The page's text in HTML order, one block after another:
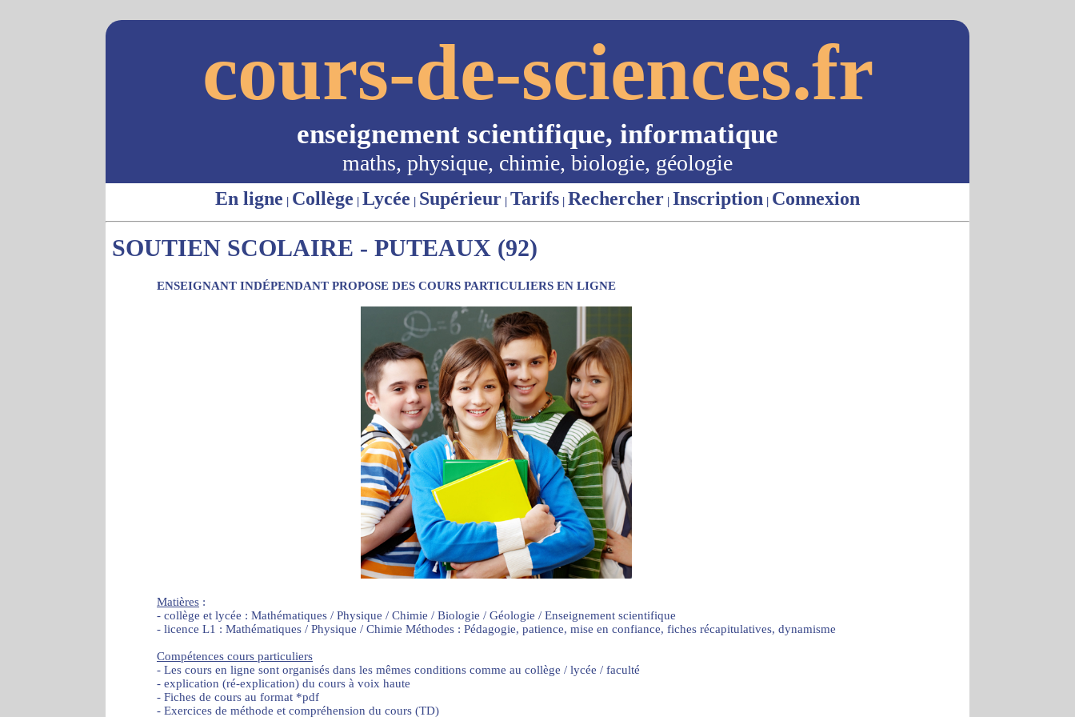
cours-de-sciences.fr
enseignement scientifique, informatique
maths, physique, chimie, biologie, géologie
En ligne | Collège | Lycée | Supérieur | Tarifs | Rechercher | Inscription | Connexion
SOUTIEN SCOLAIRE - PUTEAUX (92)
ENSEIGNANT INDÉPENDANT PROPOSE DES COURS PARTICULIERS EN LIGNE
Matières :
- collège et lycée : Mathématiques / Physique / Chimie / Biologie / Géologie / Enseignement scientifique
- licence L1 : Mathématiques / Physique / Chimie Méthodes : Pédagogie, patience, mise en confiance, fiches récapitulatives, dynamisme
Compétences cours particuliers
- Les cours en ligne sont organisés dans les mêmes conditions comme au collège / lycée / faculté
- explication (ré-explication) du cours à voix haute
- Fiches de cours au format *pdf
- Exercices de méthode et compréhension du cours (TD)